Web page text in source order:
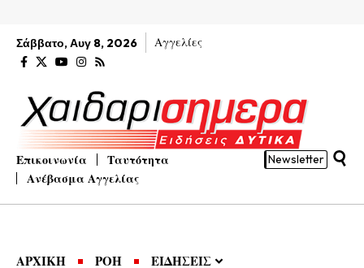
Σάββατο, Αυγ 8, 2026 Αγγελίες
Επικοινωνία
Ταυτότητα
Ανέβασμα Αγγελίας
Newsletter
ΑΡΧΙΚΗ ΡΟΗ ΕΙΔΗΣΕΙΣ